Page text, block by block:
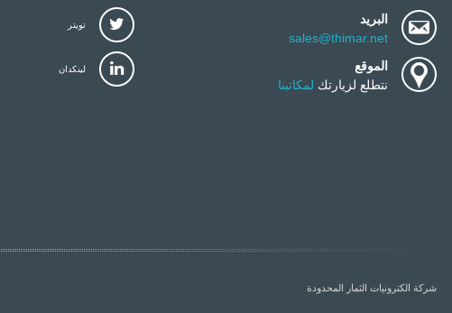
البريد
sales@thimar.net
الموقع
نتطلع لزيارتك لمكاتبنا
تويتر
لينكدان
شركة الكترونيات الثمار المحدودة